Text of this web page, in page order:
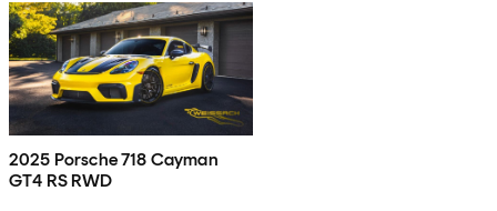
2025 Porsche 718 Cayman
GT4 RS RWD